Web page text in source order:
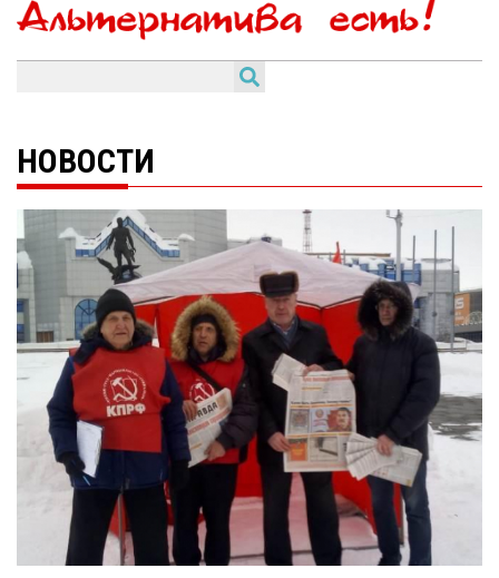
НОВОСТИ